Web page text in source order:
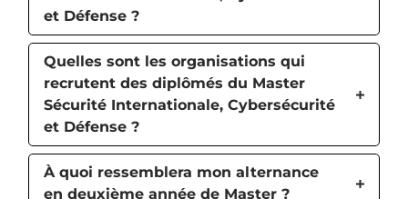
et Défense ?
Quelles sont les organisations qui
recrutent des diplômés du Master
Sécurité Internationale, Cybersécurité
et Défense ?
À quoi ressemblera mon alternance
en deuxième année de Master ?